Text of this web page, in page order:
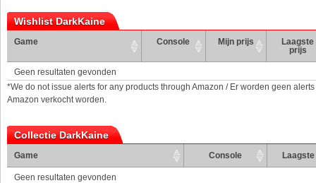
Wishlist DarkKaine
Game Console Mijn prijs
Laagste
prijs
Geen resultaten gevonden
*We do not issue alerts for any products through Amazon / Er worden geen
Amazon verkocht worden.
Collectie DarkKaine
Game Console
Geen resultaten gevonden